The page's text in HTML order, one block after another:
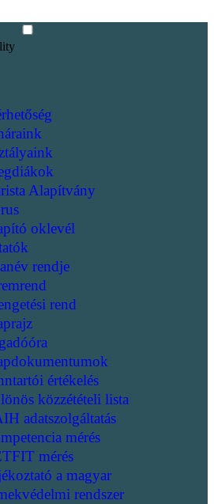
Alapítvány
oklevél
rendje
rend
értékelés
közzétételi lista
adatszolgáltatás
mérés
mérés
a magyar
rendszer